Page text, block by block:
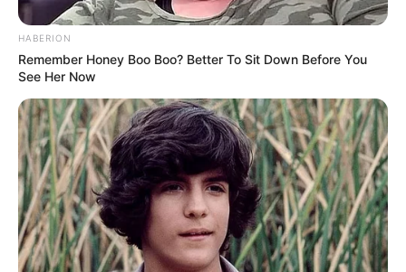
HABERION
Remember Honey Boo Boo? Better To Sit Down Before You
See Her Now